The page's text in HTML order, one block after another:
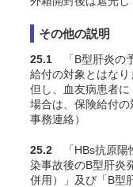
その他の説明
25.1 「B型肝炎の
給付の対象とはなり
但し、血友病患者
場合は、保険給付
事務連絡）
25.2 「HBs抗原陽
染事故後のB型肝炎
併用）」及び「B型